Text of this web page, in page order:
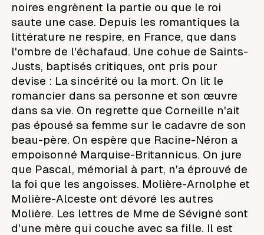
noires engrènent la partie ou que le roi
saute une case. Depuis les romantiques la
littérature ne respire, en France, que dans
l'ombre de l'échafaud. Une cohue de Saints-
Justs, baptisés critiques, ont pris pour
devise : La sincérité ou la mort. On lit le
romancier dans sa personne et son œuvre
dans sa vie. On regrette que Corneille n'ait
pas épousé sa femme sur le cadavre de son
beau-père. On espère que Racine-Néron a
empoisonné Marquise-Britannicus. On jure
que Pascal, mémorial à part, n'a éprouvé de
la foi que les angoisses. Molière-Arnolphe et
Molière-Alceste ont dévoré les autres
Molière. Les lettres de Mme de Sévigné sont
d'une mère qui couche avec sa fille. Il est